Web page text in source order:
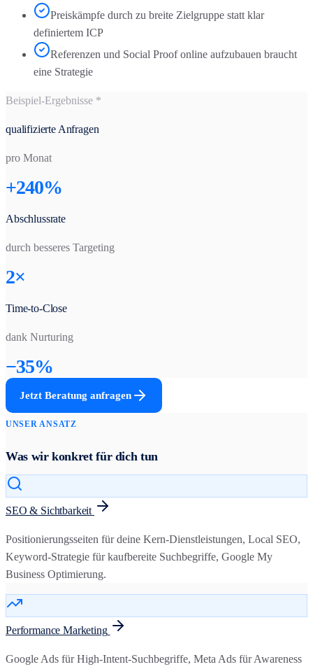
Preiskämpfe durch zu breite Zielgruppe statt klar
definiertem ICP
Referenzen und Social Proof online aufzubauen braucht
eine Strategie
Beispiel-Ergebnisse *
qualifizierte Anfragen
pro Monat
+240%
Abschlussrate
durch besseres Targeting
2×
Time-to-Close
dank Nurturing
−35%
Jetzt Beratung anfragen
UNSER ANSATZ
Was wir konkret für dich tun
SEO & Sichtbarkeit
Positionierungsseiten für deine Kern-Dienstleistungen, Local SEO,
Keyword-Strategie für kaufbereite Suchbegriffe, Google My
Business Optimierung.
Performance Marketing
Google Ads für High-Intent-Suchbegriffe, Meta Ads für Awareness